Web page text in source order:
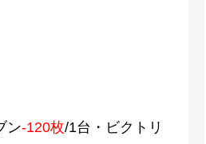
ン-120枚/1台・ビクトリ